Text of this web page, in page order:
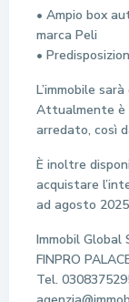
• Ampio box
marca Peli
•
L’immobile
Attualmente è
arredato, così
È inoltre
acquistare
ad agosto
Immobil Global
FINPRO
Tel.